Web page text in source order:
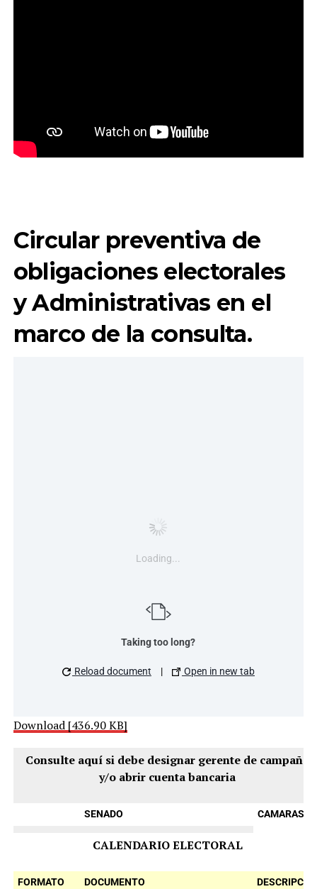
Circular preventiva de
obligaciones electorales
y Administrativas en el
marco de la consulta.
Loading...
Taking too long?
Reload document | Open in new tab
Download [436.90 KB]
Consulte aquí si debe designar gerente de campaña
y/o abrir cuenta bancaria
SENADO CAMARAS
CALENDARIO ELECTORAL
FORMATO DOCUMENTO